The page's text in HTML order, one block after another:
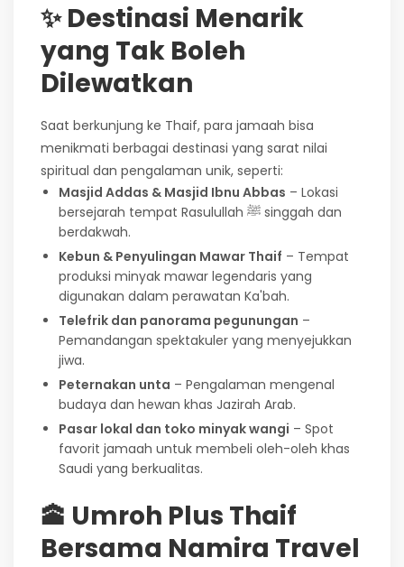
✨ Destinasi Menarik
yang Tak Boleh
Dilewatkan
Saat berkunjung ke Thaif, para jamaah bisa
menikmati berbagai destinasi yang sarat nilai
spiritual dan pengalaman unik, seperti:
Masjid Addas & Masjid Ibnu Abbas – Lokasi
bersejarah tempat Rasulullah ﷺ singgah dan
berdakwah.
Kebun & Penyulingan Mawar Thaif – Tempat
produksi minyak mawar legendaris yang
digunakan dalam perawatan Ka'bah.
Telefrik dan panorama pegunungan –
Pemandangan spektakuler yang menyejukkan
jiwa.
Peternakan unta – Pengalaman mengenal
budaya dan hewan khas Jazirah Arab.
Pasar lokal dan toko minyak wangi – Spot
favorit jamaah untuk membeli oleh-oleh khas
Saudi yang berkualitas.
🕋 Umroh Plus Thaif
Bersama Namira Travel